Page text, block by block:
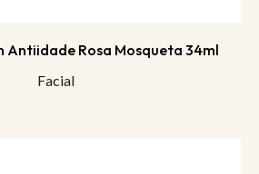
Antiidade Rosa Mosqueta 34ml
Facial